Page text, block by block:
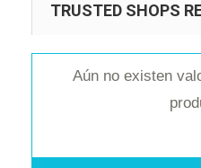
TRUSTED SHOPS
Aún no existen